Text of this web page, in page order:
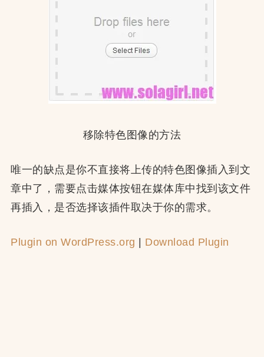
移除特色图像的方法
唯一的缺点是你不直接将上传的特色图像插入到文
章中了，需要点击媒体按钮在媒体库中找到该文件
再插入，是否选择该插件取决于你的需求。
Plugin on WordPress.org | Download Plugin